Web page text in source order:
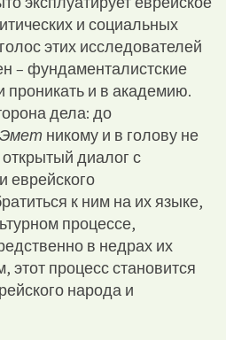
и социальных
этих исследователей
– фундаменталистские
проникать и в академию.
дела: до
никому и в голову не
диалог с
еврейского
к ним на их языке,
процессе,
в недрах их
процесс становится
народа и